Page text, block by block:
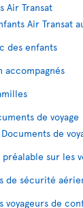
Air Transat
Air Transat
des enfants
accompagnés
de voyage
de
sur les
de sécurité
voyageurs de